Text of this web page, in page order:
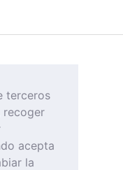
terceros
recoger
acepta
la